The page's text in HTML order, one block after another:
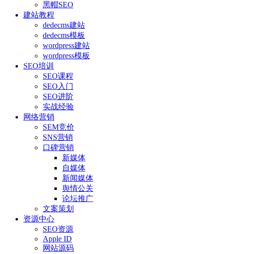
黑帽SEO
建站教程
dedecms建站
dedecms模板
wordpress建站
wordpress模板
SEO培训
SEO课程
SEO入门
SEO进阶
实战经验
网络营销
SEM竞价
SNS营销
口碑营销
新媒体
自媒体
新闻媒体
舆情公关
论坛推广
文案策划
资源中心
SEO资源
Apple ID
网站源码